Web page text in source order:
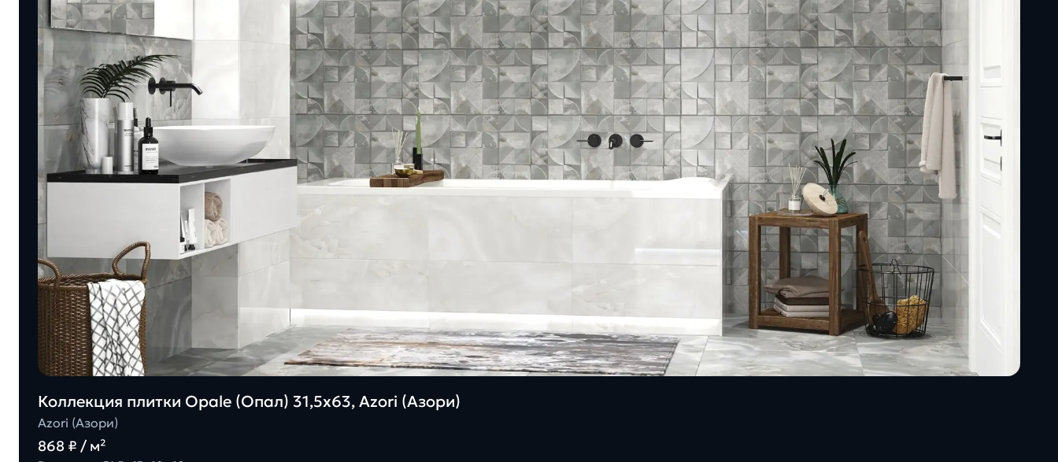
Коллекция плитки Opale (Опал) 31,5х63, Azori (Азори)
Azori (Азори)
868 ₽ / м²